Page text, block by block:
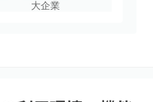
大企業